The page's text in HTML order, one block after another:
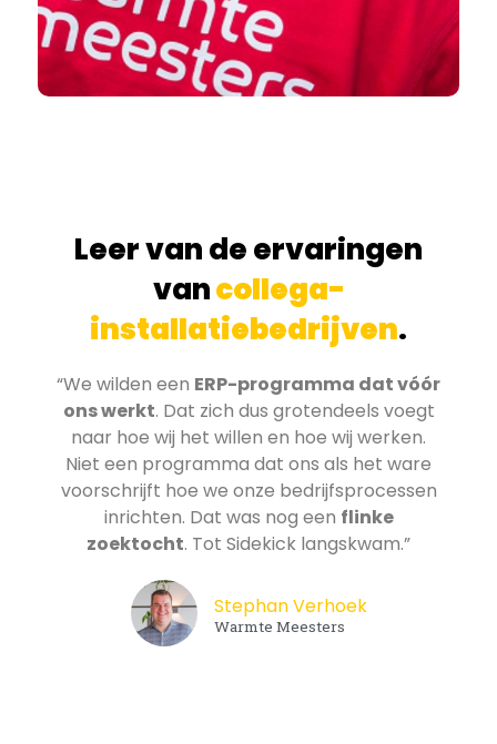
Leer van de ervaringen
vancollega-
installatiebedrijven.
“We wilden een ERP-programma dat vóór
ons werkt. Dat zich dus grotendeels voegt
naar hoe wij het willen en hoe wij werken.
Niet een programma dat ons als het ware
voorschrijft hoe we onze bedrijfsprocessen
inrichten. Dat was nog een flinke
zoektocht. Tot Sidekick langskwam.”
Stephan Verhoek
Warmte Meesters